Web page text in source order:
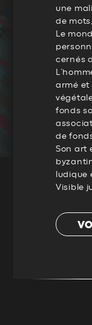
une
de
Le
cernés
armé et
fonds
de
Son art
ludique
Visible